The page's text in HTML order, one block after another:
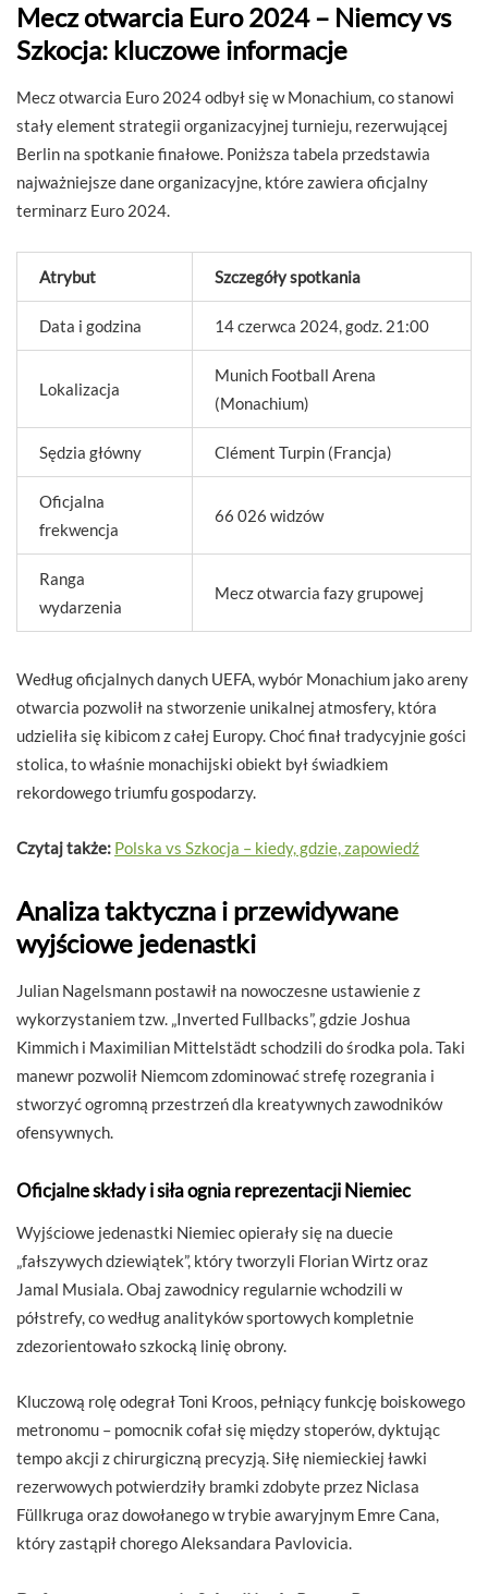
Mecz otwarcia Euro 2024 – Niemcy vs
Szkocja: kluczowe informacje
Mecz otwarcia Euro 2024 odbył się w Monachium, co stanowi
stały element strategii organizacyjnej turnieju, rezerwującej
Berlin na spotkanie finałowe. Poniższa tabela przedstawia
najważniejsze dane organizacyjne, które zawiera oficjalny
terminarz Euro 2024.
Atrybut Szczegóły spotkania
Data i godzina 14 czerwca 2024, godz. 21:00
Lokalizacja
Munich Football Arena
(Monachium)
Sędzia główny Clément Turpin (Francja)
Oficjalna
frekwencja
66 026 widzów
Ranga
wydarzenia
Mecz otwarcia fazy grupowej
Według oficjalnych danych UEFA, wybór Monachium jako areny
otwarcia pozwolił na stworzenie unikalnej atmosfery, która
udzieliła się kibicom z całej Europy. Choć finał tradycyjnie gości
stolica, to właśnie monachijski obiekt był świadkiem
rekordowego triumfu gospodarzy.
Czytaj także: Polska vs Szkocja – kiedy, gdzie, zapowiedź
Analiza taktyczna i przewidywane
wyjściowe jedenastki
Julian Nagelsmann postawił na nowoczesne ustawienie z
wykorzystaniem tzw. „Inverted Fullbacks”, gdzie Joshua
Kimmich i Maximilian Mittelstädt schodzili do środka pola. Taki
manewr pozwolił Niemcom zdominować strefę rozegrania i
stworzyć ogromną przestrzeń dla kreatywnych zawodników
ofensywnych.
Oficjalne składy i siła ognia reprezentacji Niemiec
Wyjściowe jedenastki Niemiec opierały się na duecie
„fałszywych dziewiątek”, który tworzyli Florian Wirtz oraz
Jamal Musiala. Obaj zawodnicy regularnie wchodzili w
półstrefy, co według analityków sportowych kompletnie
zdezorientowało szkocką linię obrony.
Kluczową rolę odegrał Toni Kroos, pełniący funkcję boiskowego
metronomu – pomocnik cofał się między stoperów, dyktując
tempo akcji z chirurgiczną precyzją. Siłę niemieckiej ławki
rezerwowych potwierdziły bramki zdobyte przez Niclasa
Füllkruga oraz dowołanego w trybie awaryjnym Emre Cana,
który zastąpił chorego Aleksandara Pavlovicia.